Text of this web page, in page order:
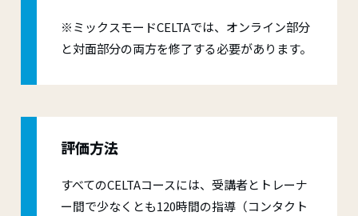
※ミックスモードCELTAでは、オンライン部分
と対面部分の両方を修了する必要があります。
評価方法
すべてのCELTAコースには、受講者とトレーナ
ー間で少なくとも120時間の指導（コンタクト